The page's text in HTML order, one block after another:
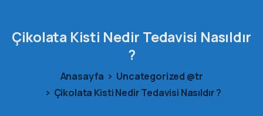
Çikolata Kisti Nedir Tedavisi Nasıldır
?
Anasayfa
Uncategorized @tr
Çikolata Kisti Nedir Tedavisi Nasıldır ?